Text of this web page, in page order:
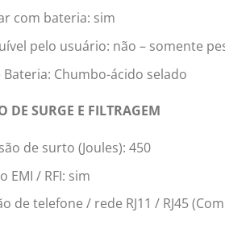
com bateria: sim
pelo usuário: não – somente
Bateria: Chumbo-ácido selado
DE SURGE E FILTRAGEM
de surto (Joules): 450
EMI / RFI: sim
de telefone / rede RJ11 / RJ45